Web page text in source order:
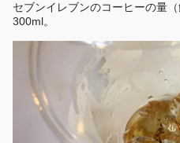
セブンイレブンのコーヒーの量
300ml。